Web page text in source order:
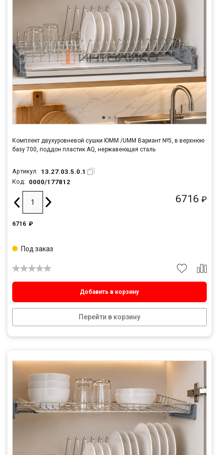
Комплект двухуровневой сушки ЮММ /UMM Вариант №5, в верхнюю
базу 700, поддон пластик AQ, нержавеющая сталь
Артикул: 13.27.03.5.0.1
Код: 0000/177812
6716 ₽
6716 ₽
Добавить в корзину
Перейти в корзину
Под заказ